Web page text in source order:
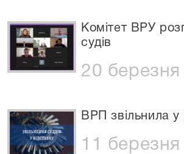
Комітет ВРУ
судів
20
ВРП звільнила у
11